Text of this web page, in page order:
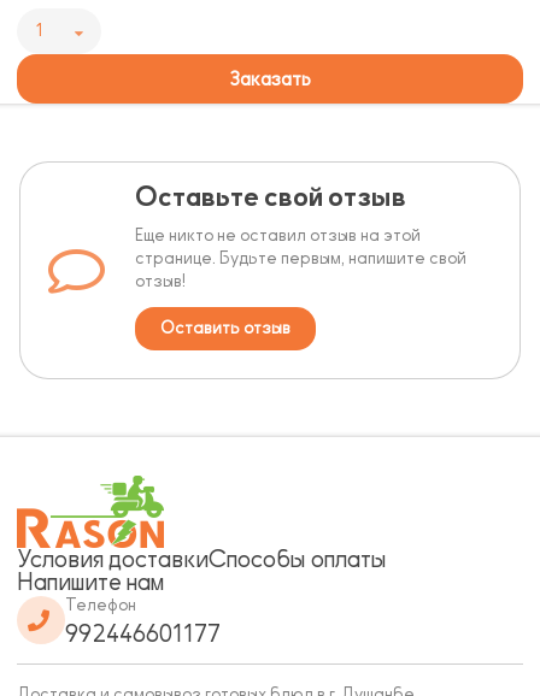
1
Заказать
Оставьте свой отзыв
Еще никто не оставил отзыв на этой
странице. Будьте первым, напишите свой
отзыв!
Оставить отзыв
Условия доставкиСпособы оплаты
Напишите нам
Телефон
992446601177